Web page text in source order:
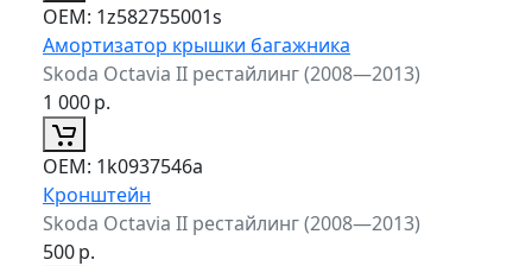
ОЕМ: 1z582755001s
Амортизатор крышки багажника
Skoda Octavia II рестайлинг (2008—2013)
1 000р.
ОЕМ: 1k0937546a
Кронштейн
Skoda Octavia II рестайлинг (2008—2013)
500р.